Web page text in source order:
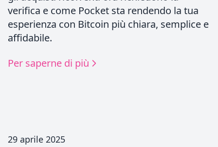
verifica e come Pocket sta rendendo la tua
esperienza con Bitcoin più chiara, semplice e
affidabile.
Per saperne di più
29 aprile 2025